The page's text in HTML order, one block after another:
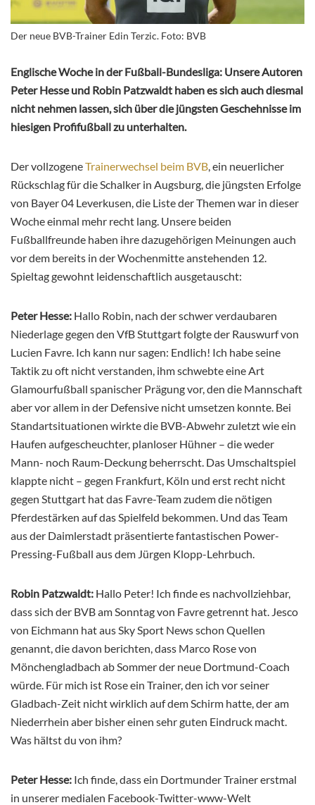
Der neue BVB-Trainer Edin Terzic. Foto: BVB
Englische Woche in der Fußball-Bundesliga: Unsere Autoren
Peter Hesse und Robin Patzwaldt haben es sich auch diesmal
nicht nehmen lassen, sich über die jüngsten Geschehnisse im
hiesigen Profifußball zu unterhalten.
Der vollzogeneTrainerwechsel beim BVB , ein neuerlicher
Rückschlag für die Schalker in Augsburg, die jüngsten Erfolge
von Bayer 04 Leverkusen, die Liste der Themen war in dieser
Woche einmal mehr recht lang. Unsere beiden
Fußballfreunde haben ihre dazugehörigen Meinungen auch
vor dem bereits in der Wochenmitte anstehenden 12.
Spieltag gewohnt leidenschaftlich ausgetauscht:
Peter Hesse: Hallo Robin, nach der schwer verdaubaren
Niederlage gegen den VfB Stuttgart folgte der Rauswurf von
Lucien Favre. Ich kann nur sagen: Endlich! Ich habe seine
Taktik zu oft nicht verstanden, ihm schwebte eine Art
Glamourfußball spanischer Prägung vor, den die Mannschaft
aber vor allem in der Defensive nicht umsetzen konnte. Bei
Standartsituationen wirkte die BVB-Abwehr zuletzt wie ein
Haufen aufgescheuchter, planloser Hühner – die weder
Mann- noch Raum-Deckung beherrscht. Das Umschaltspiel
klappte nicht – gegen Frankfurt, Köln und erst recht nicht
gegen Stuttgart hat das Favre-Team zudem die nötigen
Pferdestärken auf das Spielfeld bekommen. Und das Team
aus der Daimlerstadt präsentierte fantastischen Power-
Pressing-Fußball aus dem Jürgen Klopp-Lehrbuch.
Robin Patzwaldt: Hallo Peter! Ich finde es nachvollziehbar,
dass sich der BVB am Sonntag von Favre getrennt hat. Jesco
von Eichmann hat aus Sky Sport News schon Quellen
genannt, die davon berichten, dass Marco Rose von
Mönchengladbach ab Sommer der neue Dortmund-Coach
würde. Für mich ist Rose ein Trainer, den ich vor seiner
Gladbach-Zeit nicht wirklich auf dem Schirm hatte, der am
Niederrhein aber bisher einen sehr guten Eindruck macht.
Was hältst du von ihm?
Peter Hesse: Ich finde, dass ein Dortmunder Trainer erstmal
in unserer medialen Facebook-Twitter-www-Welt